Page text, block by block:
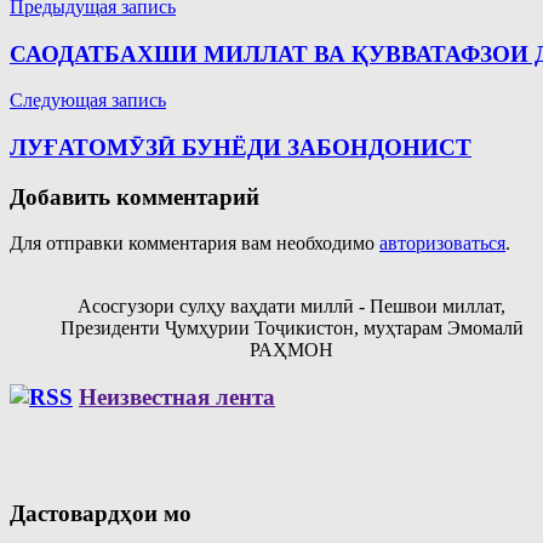
Навигация
по
записям
Предыдущая запись
САОДАТБАХШИ МИЛЛАТ ВА ҚУВВАТАФЗОИ
Следующая запись
ЛУҒАТОМӮЗӢ БУНЁДИ ЗАБОНДОНИСТ
Добавить комментарий
Для отправки комментария вам необходимо авторизоваться.
Асосгузори сулҳу ваҳдати миллӣ - Пешвои миллат,
Президенти Ҷумҳурии Тоҷикистон, муҳтарам Эмомалӣ
РАҲМОН
Неизвестная лента
Дастовардҳои мо